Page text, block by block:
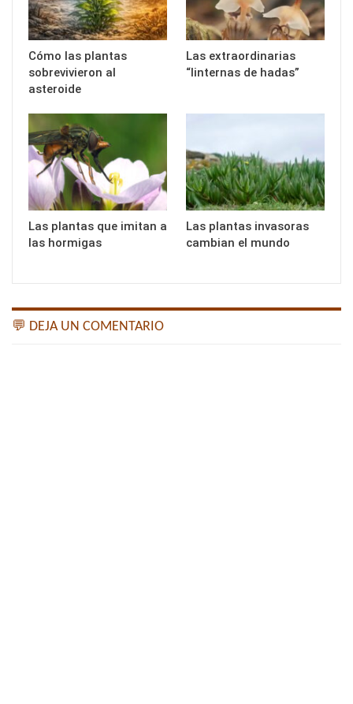
Cómo las plantas
sobrevivieron al
asteroide
Las extraordinarias
“linternas de hadas”
Las plantas que imitan a
las hormigas
Las plantas invasoras
cambian el mundo
💬 DEJA UN COMENTARIO